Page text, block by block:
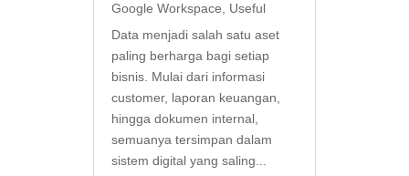
Google Workspace
Useful
Data menjadi salah satu aset
paling berharga bagi setiap
bisnis. Mulai dari informasi
customer, laporan keuangan,
hingga dokumen internal,
semuanya tersimpan dalam
sistem digital yang saling...